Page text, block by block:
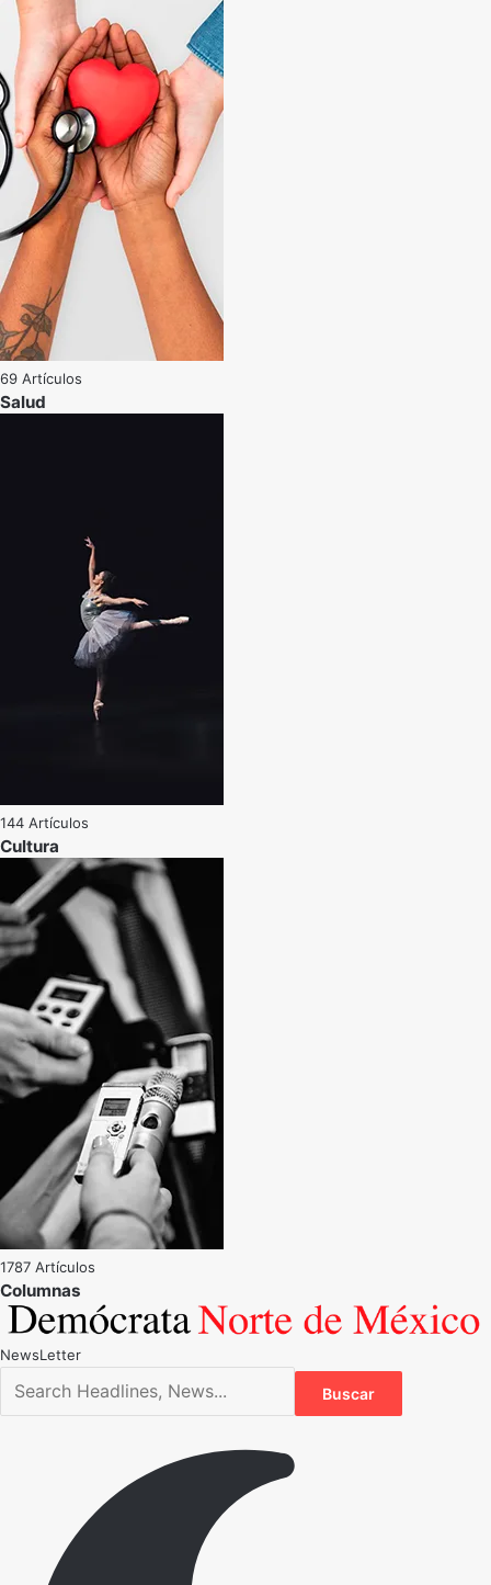
69 Artículos
Salud
144 Artículos
Cultura
1787 Artículos
NewsLetter